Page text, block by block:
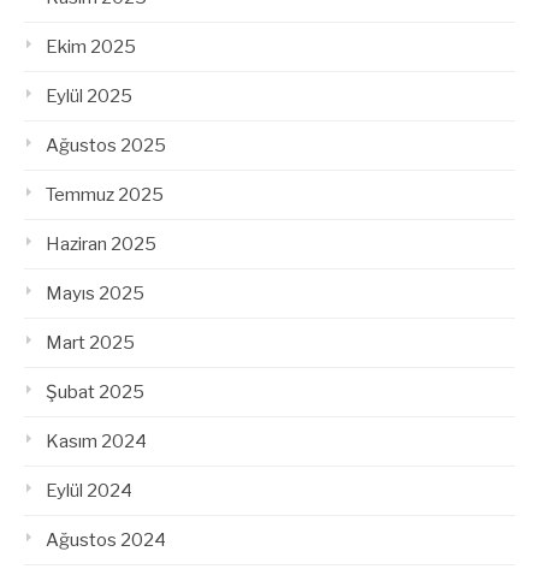
Ekim 2025
Eylül 2025
Ağustos 2025
Temmuz 2025
Haziran 2025
Mayıs 2025
Mart 2025
Şubat 2025
Kasım 2024
Eylül 2024
Ağustos 2024